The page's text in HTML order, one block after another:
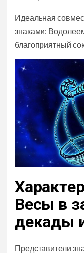
Идеальная
знаками:
благоприятный
Весы в
декады
Представители